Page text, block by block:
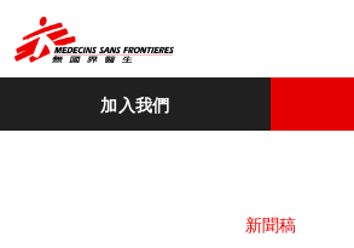
加入我們
新聞稿